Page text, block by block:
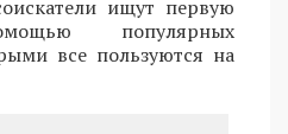
ищут первую
популярных
все пользуются на